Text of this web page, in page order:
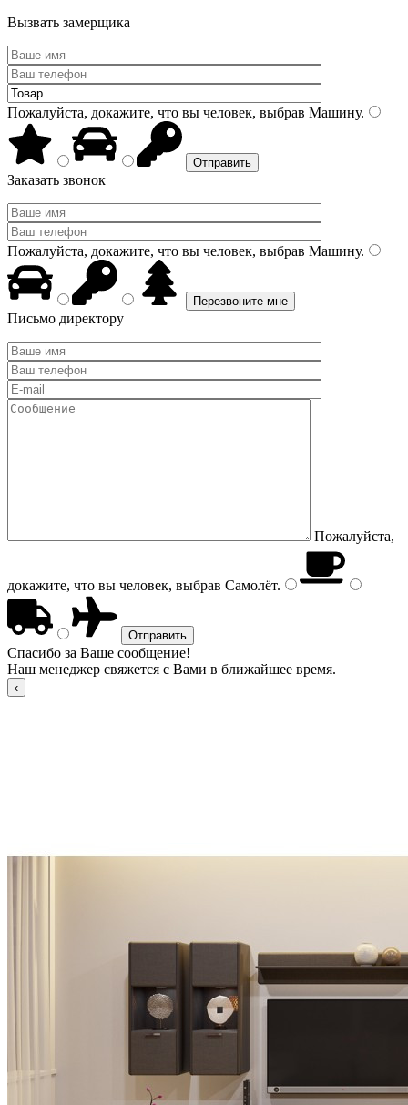
Вызвать замерщика
Пожалуйста, докажите, что вы человек, выбрав Машину.
Заказать звонок
Пожалуйста, докажите, что вы человек, выбрав Машину.
Письмо директору
Пожалуйста,
докажите, что вы человек, выбрав Самолёт.
Спасибо за Ваше сообщение!
Наш менеджер свяжется с Вами в ближайшее время.